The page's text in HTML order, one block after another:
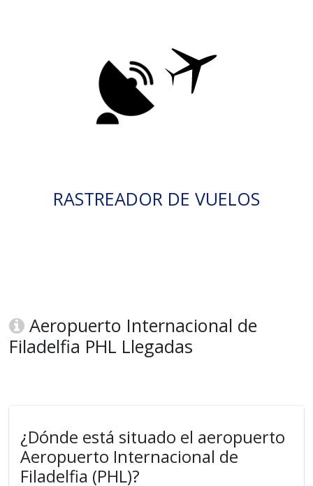
RASTREADOR DE VUELOS
Aeropuerto Internacional de
Filadelfia PHL Llegadas
¿Dónde está situado el aeropuerto
Aeropuerto Internacional de
Filadelfia (PHL)?